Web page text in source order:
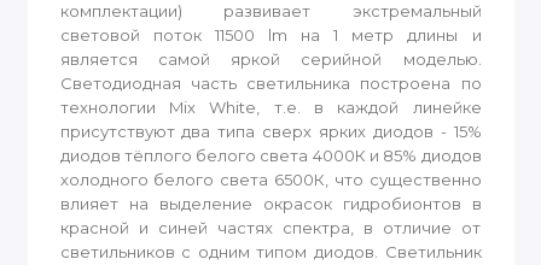
комплектации) развивает экстремальный
световой поток 11500 lm на 1 метр длины и
является самой яркой серийной моделью.
Светодиодная часть светильника построена по
технологии Mix White, т.е. в каждой линейке
присутствуют два типа сверх ярких диодов - 15%
диодов тёплого белого света 4000К и 85% диодов
холодного белого света 6500К, что существенно
влияет на выделение окрасок гидробионтов в
красной и синей частях спектра, в отличие от
светильников с одним типом диодов. Светильник